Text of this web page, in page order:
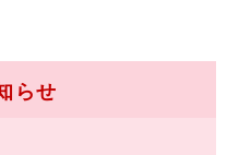
らせ